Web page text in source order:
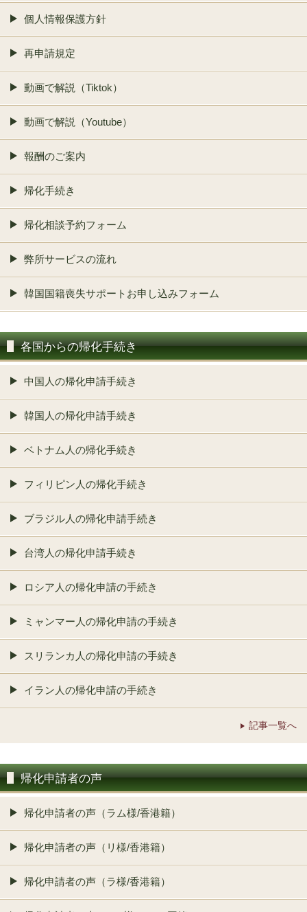
個人情報保護方針
再申請規定
動画で解説（Tiktok）
動画で解説（Youtube）
報酬のご案内
帰化手続き
帰化相談予約フォーム
弊所サービスの流れ
韓国国籍喪失サポートお申し込みフォーム
各国からの帰化手続き
中国人の帰化申請手続き
韓国人の帰化申請手続き
ベトナム人の帰化手続き
フィリピン人の帰化手続き
ブラジル人の帰化申請手続き
台湾人の帰化申請手続き
ロシア人の帰化申請の手続き
ミャンマー人の帰化申請の手続き
スリランカ人の帰化申請の手続き
イラン人の帰化申請の手続き
記事一覧へ
帰化申請者の声
帰化申請者の声（ラム様/香港籍）
帰化申請者の声（リ様/香港籍）
帰化申請者の声（ラ様/香港籍）